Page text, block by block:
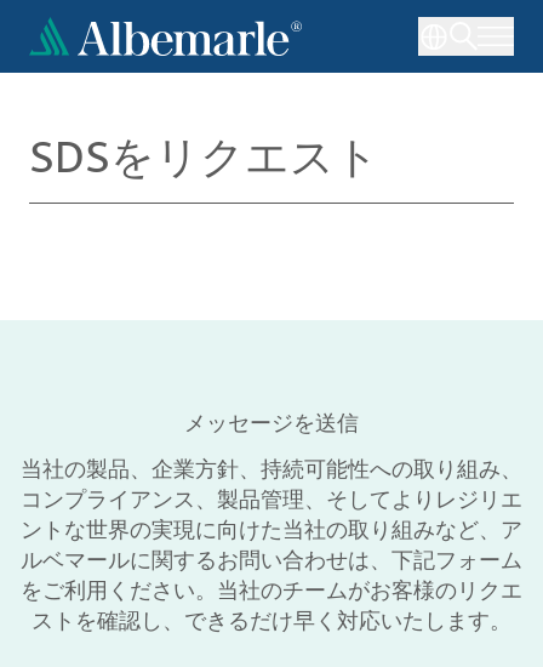
ン
SDSをリクエスト
メッセージを送信
当社の製品、企業方針、持続可能性への取り組み、
コンプライアンス、製品管理、そしてよりレジリエ
ントな世界の実現に向けた当社の取り組みなど、ア
ルベマールに関するお問い合わせは、下記フォーム
をご利用ください。当社のチームがお客様のリクエ
ストを確認し、できるだけ早く対応いたします。